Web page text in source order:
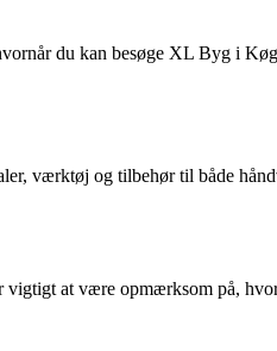
du kan besøge XL Byg i
værktøj og tilbehør til både
at være opmærksom på,